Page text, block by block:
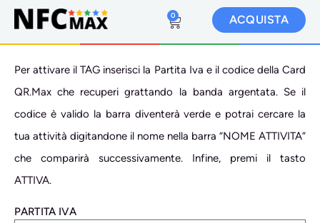
0 ACQUISTA
Per attivare il TAG inserisci la Partita Iva e il codice della Card
QR.Max che recuperi grattando la banda argentata. Se il
codice è valido la barra diventerà verde e potrai cercare la
tua attività digitandone il nome nella barra “NOME ATTIVITA”
che comparirà successivamente. Infine, premi il tasto
ATTIVA.
PARTITA IVA